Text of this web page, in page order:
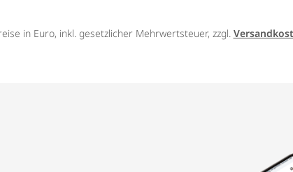
in Euro, inkl. gesetzlicher Mehrwertsteuer, zzgl.